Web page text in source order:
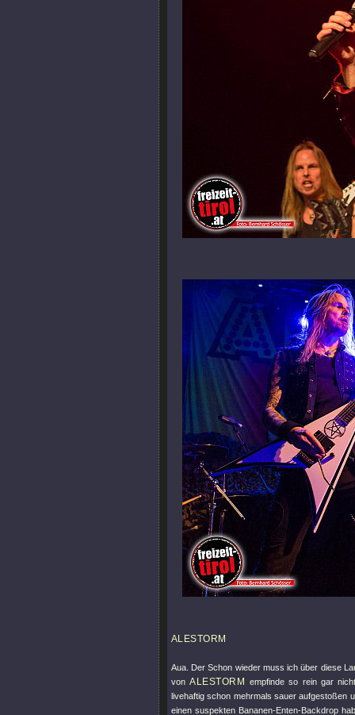
ALESTORM
Aua. Der Schon wieder muss ich über diese
vonALESTORM
empfinde so rein gar
livehaftig schon mehrmals sauer aufgestoßen
einen suspekten Bananen-Enten-Backdrop